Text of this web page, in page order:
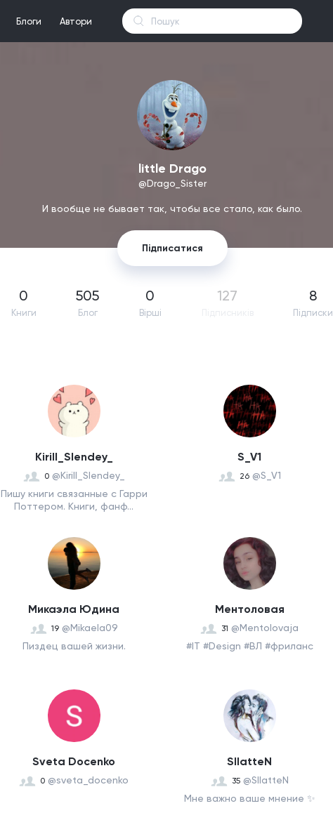
Блоги Автори
little Drago
@Drago_Sister
И вообще не бывает так, чтобы все стало, как было.
Підписатися
0
Книги
505
Блог
0
Вірші
127 8
Підписки
Kirill_Slendey_
0 @Kirill_Slendey_
Пишу книги связанные с Гарри
Поттером. Книги, фанф...
S_V1
26 @S_V1
Микаэла Юдина
19 @Mikaela09
Пиздец вашей жизни.
Ментоловая
31 @Mentolovaja
#IT #Design #ВЛ #фриланс
Sveta Docenko
0 @sveta_docenko
SllatteN
35 @SllatteN
Мне важно ваше мнение ✨